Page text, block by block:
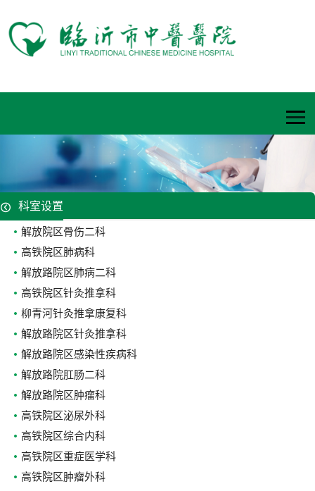
科室设置
解放院区骨伤二科
高铁院区肺病科
解放路院区肺病二科
高铁院区针灸推拿科
柳青河针灸推拿康复科
解放路院区针灸推拿科
解放路院区感染性疾病科
解放路院肛肠二科
解放路院区肿瘤科
高铁院区泌尿外科
高铁院区综合内科
高铁院区重症医学科
高铁院区肿瘤外科